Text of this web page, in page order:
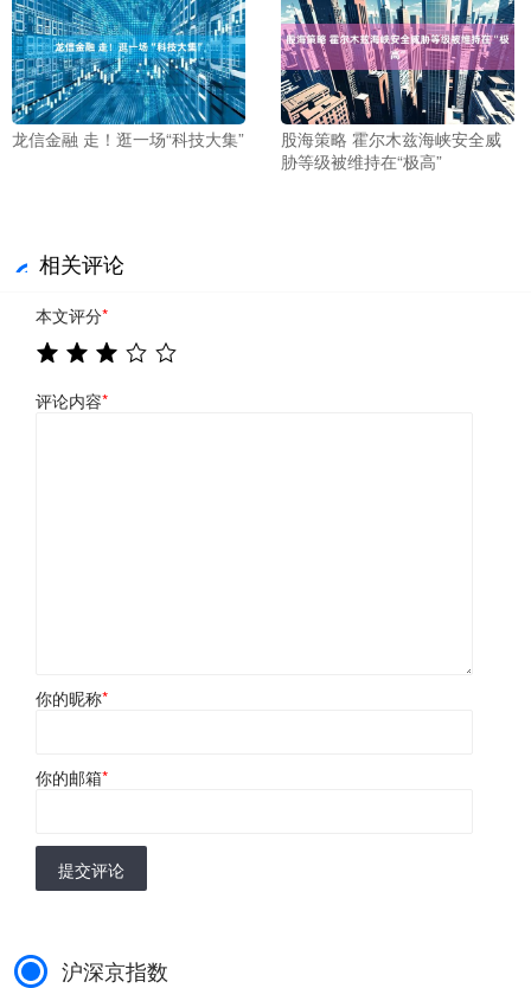
龙信金融 走！逛一场“科技大集”
股海策略 霍尔木兹海峡安全威
胁等级被维持在“极高”
相关评论
本文评分*
评论内容*
你的昵称*
你的邮箱*
提交评论
沪深京指数